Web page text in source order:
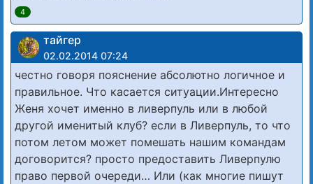
4
тайгер
02.02.2014 07:24
честно говоря пояснение абсолютно логичное и
правильное. Что касается ситуации.Интересно
Женя хочет именно в ливерпуль или в любой
другой именитый клуб? если в Ливерпуль, то что
потом летом может помешать нашим командам
договорится? просто предоставить Ливерпулю
право первой очереди… Или (как многие пишут